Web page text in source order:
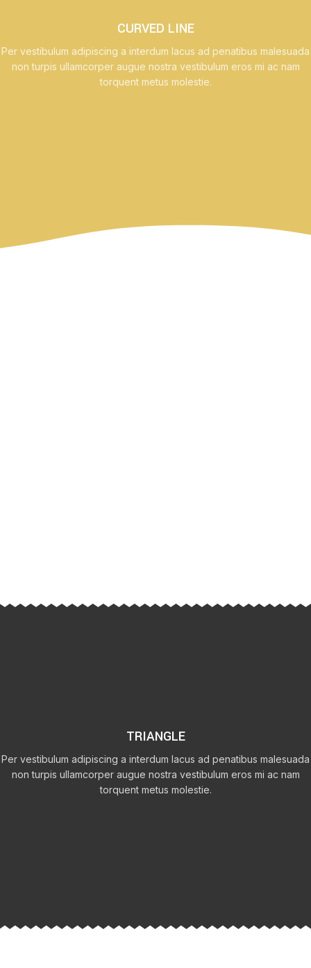
CURVED LINE
Per vestibulum adipiscing a interdum lacus ad penatibus malesuada
non turpis ullamcorper augue nostra vestibulum eros mi ac nam
torquent metus molestie.
TRIANGLE
Per vestibulum adipiscing a interdum lacus ad penatibus malesuada
non turpis ullamcorper augue nostra vestibulum eros mi ac nam
torquent metus molestie.